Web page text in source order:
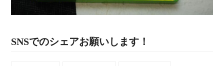
SNSでのシェアお願いします！